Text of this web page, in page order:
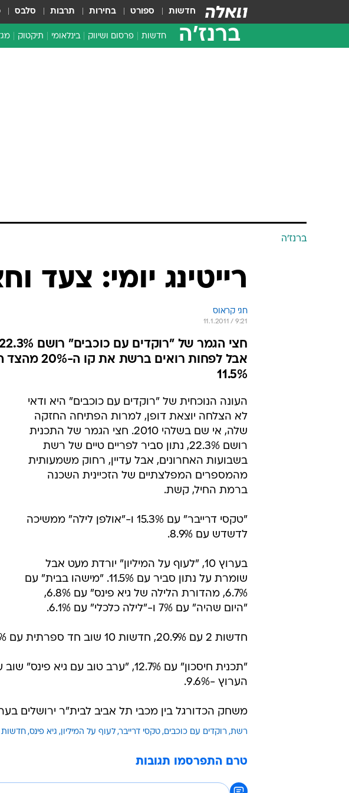
חדשות ספורט בחירות תרבות סלבס
ברנז'ה חדשות פרסום ושיווק בינלאומי תיקטוק
ברנז'ה
רייטינג יומי: צעד
חגי קראוס
11.1.2011 / 9:21
אבל לפחות
11.5%
העונה הנוכחית של "רוקדים עם כוכבים" היא ודאי
לא הצלחה יוצאת דופן, למרות הפתיחה החזקה
שלה, אי שם בשלהי 2010. חצי הגמר של התכנית
רושם 22.3%, נתון סביר לפריים טיים של רשת
בשבועות האחרונים, אבל עדיין, רחוק משמעותית
מהמספרים המפלצתיים של הזכיינית השכנה
ברמת החיל, קשת.
"טקסי דרייבר" עם 15.3% ו-"אולפן לילה" ממשיכה
לדשדש עם 8.9%.
בערוץ 10, "לעוף על המיליון" יורדת מעט אבל
שומרת על נתון סביר עם 11.5%. "מישהו בבית" עם
6.7%, מהדורת הלילה של גיא פינס" עם 6.8%,
"היום שהיה" עם 7% ו-"לילה כלכלי" עם 6.1%.
חדשות 2 עם 20.9%, חדשות 10 שוב חד ספרתית עם 9.8%.
"תכנית חיסכון" עם 12.7%, "ערב טוב
הערוץ -9.6%.
משחק הכדורגל בין מכבי תל אביב לבית"ר ירושלים בערוץ 1 רושם
רשת רוקדים עם כוכבים טקסי דרייבר לעוף על המיליון גיא פינס חדשות 2
טרם התפרסמו תגובות